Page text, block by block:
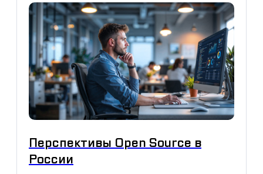
Перспективы Open Source в
России